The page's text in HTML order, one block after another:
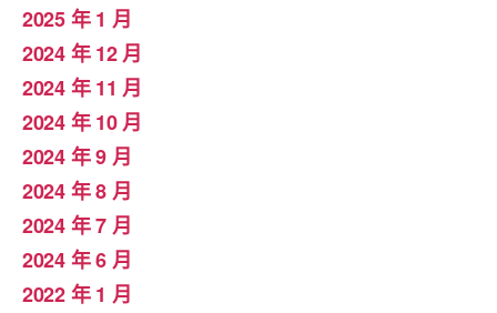
2025 年 1 月
2024 年 12 月
2024 年 11 月
2024 年 10 月
2024 年 9 月
2024 年 8 月
2024 年 7 月
2024 年 6 月
2022 年 1 月